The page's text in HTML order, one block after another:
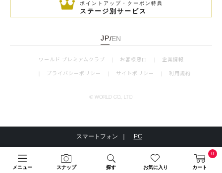
メニュー スナップ 探す お気に入り カート
0
ポイントアップ・クーポン特典
ステージ別サービス
JP/EN
ワールド プレミアムクラブ お客様窓口
企業情報
プライバシーポリシー
サイトポリシー 利用規約
© WORLD CO., LTD
スマートフォン ｜ PC